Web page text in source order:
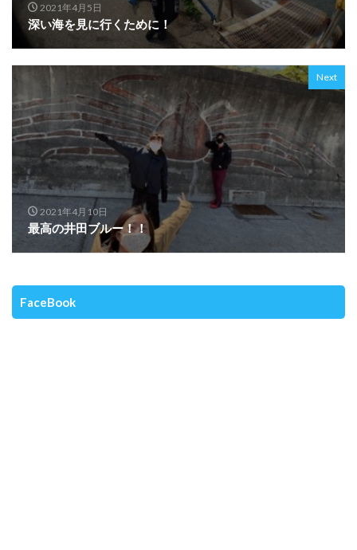
2021年4月5日
深い海を見に行くために！
Next
2021年4月10日
最高の井田ブルー！！
FaceBook